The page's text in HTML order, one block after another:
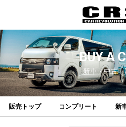
BUY A
新車・中古
販売トップ コンプリート 新